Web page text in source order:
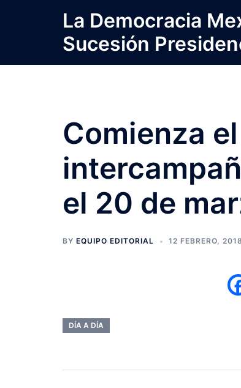
La Democracia
Sucesión
Comienza
el 20 de
BY EQUIPO EDITORIAL 12 FEBRERO, 2018
DÍA A DÍA